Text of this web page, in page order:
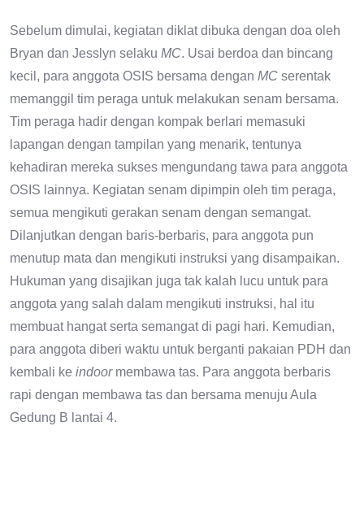
Sebelum dimulai, kegiatan diklat dibuka dengan doa oleh
Bryan dan Jesslyn selaku MC. Usai berdoa dan bincang
kecil, para anggota OSIS bersama dengan MC serentak
memanggil tim peraga untuk melakukan senam bersama.
Tim peraga hadir dengan kompak berlari memasuki
lapangan dengan tampilan yang menarik, tentunya
kehadiran mereka sukses mengundang tawa para anggota
OSIS lainnya. Kegiatan senam dipimpin oleh tim peraga,
semua mengikuti gerakan senam dengan semangat.
Dilanjutkan dengan baris-berbaris, para anggota pun
menutup mata dan mengikuti instruksi yang disampaikan.
Hukuman yang disajikan juga tak kalah lucu untuk para
anggota yang salah dalam mengikuti instruksi, hal itu
membuat hangat serta semangat di pagi hari. Kemudian,
para anggota diberi waktu untuk berganti pakaian PDH dan
kembali ke indoormembawa tas. Para anggota berbaris
rapi dengan membawa tas dan bersama menuju Aula
Gedung B lantai 4.